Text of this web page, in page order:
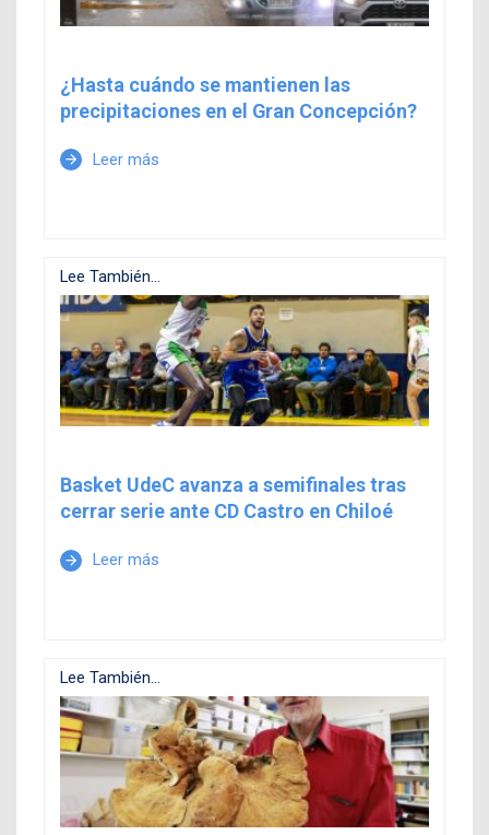
¿Hasta cuándo se mantienen las
precipitaciones en el Gran Concepción?
arrow_forward Leer más
Lee También...
Basket UdeC avanza a semifinales tras
cerrar serie ante CD Castro en Chiloé
arrow_forward Leer más
Lee También...